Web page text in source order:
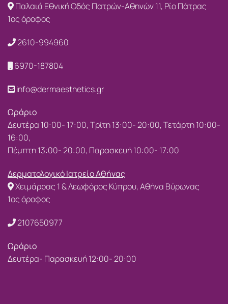
Παλαιά Εθνική Οδός Πατρών-Αθηνών 11, Ρίο Πάτρας
1ος όροφος
2610-994960
6970-187804
info@dermaesthetics.gr
Ωράριο
Δευτέρα 10:00- 17:00, Τρίτη 13:00- 20:00, Τετάρτη 10:00-
16:00,
Πέμπτη 13:00- 20:00, Παρασκευή 10:00- 17:00
Δερματολογικό Ιατρείο Αθήνας
Χειμάρρας 1 & Λεωφόρος Κύπρου, Αθήνα Βύρωνας
1ος όροφος
2107650977
Ωράριο
Δευτέρα- Παρασκευή 12:00- 20:00